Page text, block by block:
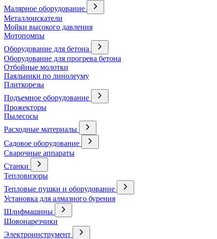
Малярное оборудование
Металлоискатели
Мойки высокого давления
Мотопомпы
Оборудование для бетона
Оборудование для прогрева бетона
Отбойные молотки
Паяльники по линолеуму
Плиткорезы
Подъемное оборудование
Прожекторы
Пылесосы
Расходные материалы
Садовое оборудование
Сварочные аппараты
Станки
Тепловизоры
Тепловые пушки и оборудование
Установка для алмазного бурения
Шлифмашины
Шовонарезчики
Электроинструмент